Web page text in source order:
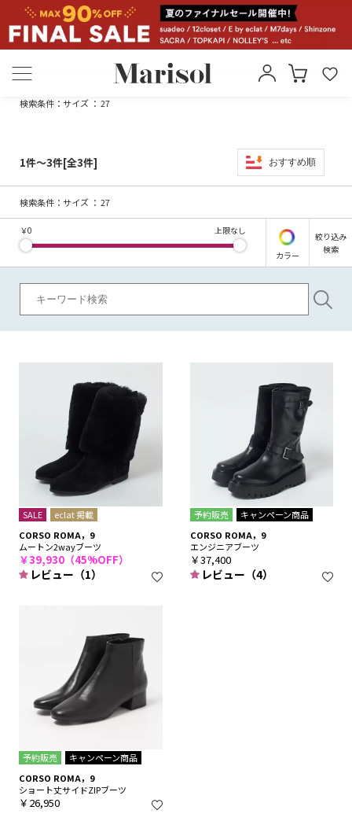
検索条件： サイズ ： 27
1件～3件[全3件] おすすめ順
検索条件： サイズ ： 27
￥0 上限なし
カラー
絞り込み
検索
SALE
eclat 掲載
CORSO ROMA，9
ムートン2wayブーツ
￥39,930（45%OFF）
レビュー（1）
予約販売
キャンペーン商品
CORSO ROMA，9
エンジニアブーツ
￥37,400
レビュー（4）
予約販売
キャンペーン商品
CORSO ROMA，9
ショート丈サイドZIPブーツ
￥26,950